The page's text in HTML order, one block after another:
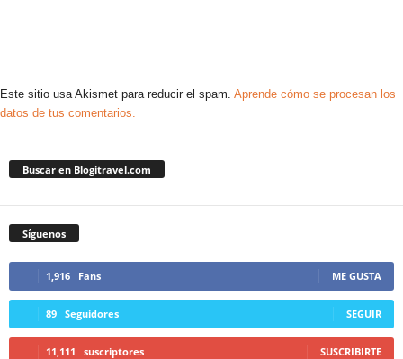
Este sitio usa Akismet para reducir el spam. Aprende cómo se procesan los
datos de tus comentarios.
Buscar en Blogitravel.com
Síguenos
1,916 Fans ME GUSTA
89 Seguidores SEGUIR
11,111 suscriptores SUSCRIBIRTE